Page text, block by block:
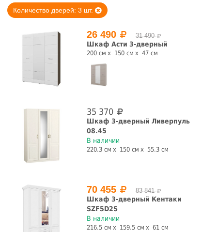
Высота, см
Цвет корпуса
Количество дверей: 3 шт.
26 490 31 490
Шкаф Асти 3-дверный
200 см 150 см 47 см
35 370
Шкаф 3-дверный Ливерпуль
08.45
В наличии
220.3 см 150 см 55.3 см
70 455 83 841
Шкаф 3-дверный Кентаки
SZF5D2S
В наличии
216.5 см 159.5 см 61 см